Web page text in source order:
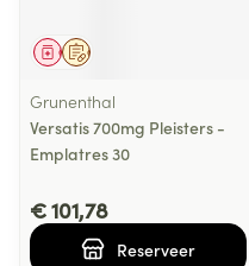
Op voorschrift
Geneesmiddel
Grunenthal
Versatis 700mg Pleisters -
Emplatres 30
€ 101,78
Reserveer